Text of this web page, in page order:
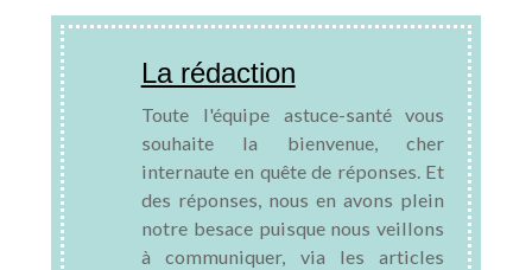
La rédaction
Toute l'équipe astuce-santé vous
souhaite la bienvenue, cher
internaute en quête de réponses. Et
des réponses, nous en avons plein
notre besace puisque nous veillons
à communiquer, via les articles